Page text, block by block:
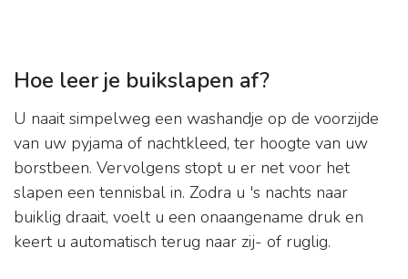
Hoe leer je buikslapen af?
U naait simpelweg een washandje op de voorzijde
van uw pyjama of nachtkleed, ter hoogte van uw
borstbeen. Vervolgens stopt u er net voor het
slapen een tennisbal in. Zodra u 's nachts naar
buiklig draait, voelt u een onaangename druk en
keert u automatisch terug naar zij- of ruglig.